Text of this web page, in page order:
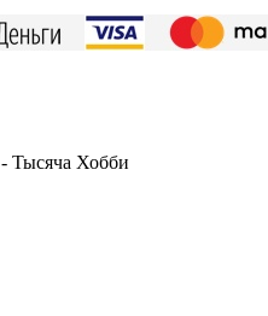
- Тысяча Хобби